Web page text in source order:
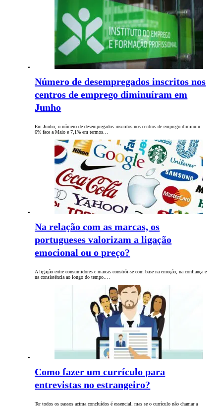
Número de desempregados inscritos nos
centros de emprego diminuíram em
Junho
Em Junho, o número de desempregados inscritos nos centros de emprego diminuiu
6% face a Maio e 7,1% em termos…
Na relação com as marcas, os
portugueses valorizam a ligação
emocional ou o preço?
A ligação entre consumidores e marcas constrói-se com base na emoção, na confiança e
na consistência ao longo do tempo.…
Como fazer um currículo para
entrevistas no estrangeiro?
Ter todos os passos acima concluídos é essencial, mas se o currículo não chamar a